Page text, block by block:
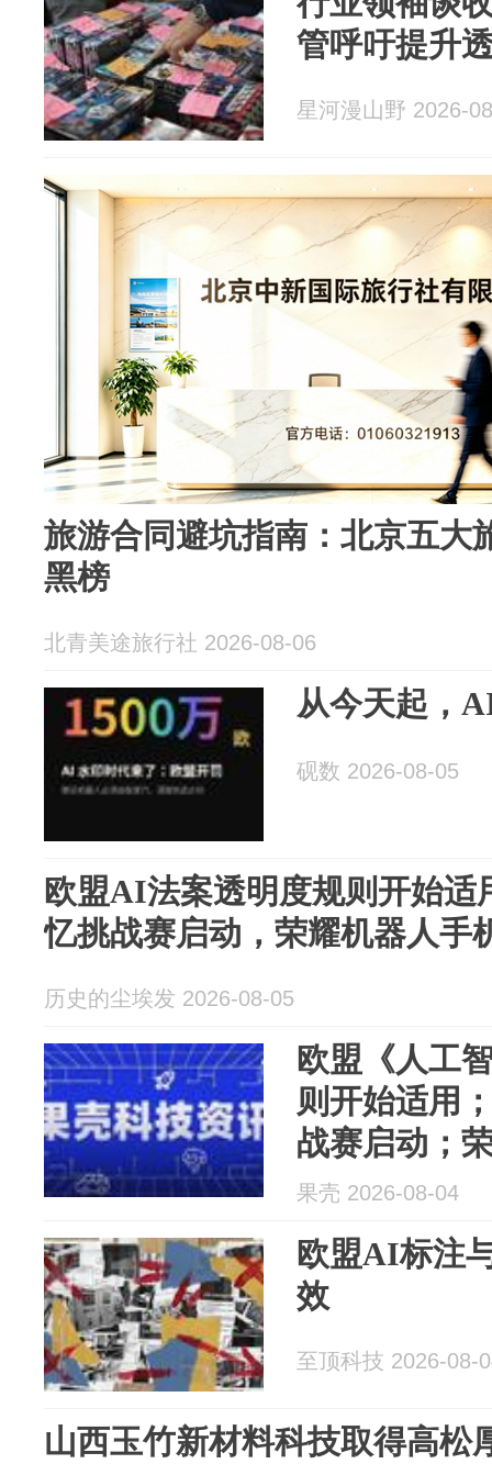
管呼吁提升
星河漫山野 2026-
旅游合同避坑指南：北京五大
黑榜
北青美途旅行社 2026-08-06
从今天起，
砚数 2026-08-05
欧盟AI法案透明度规则开始适
忆挑战赛启动，荣耀机器人手
历史的尘埃发 2026-08-05
欧盟《人工
则开始适用
战赛启动；
置曝光
果壳 2026-08-04
欧盟AI标注
效
至顶科技 2026-08-
山西玉竹新材料科技取得高松